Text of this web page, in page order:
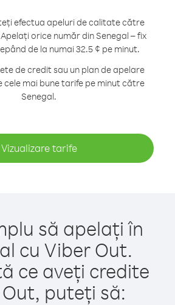
efectua apeluri de calitate către
Apelați orice număr din Senegal – fix
de la numai 32.5 ¢ pe minut.
de credit sau un plan de apelare
cele mai bune tarife pe minut către
Senegal.
Vizualizare tarife
să apelați în
cu Viber Out.
ce aveți credite
puteți să: